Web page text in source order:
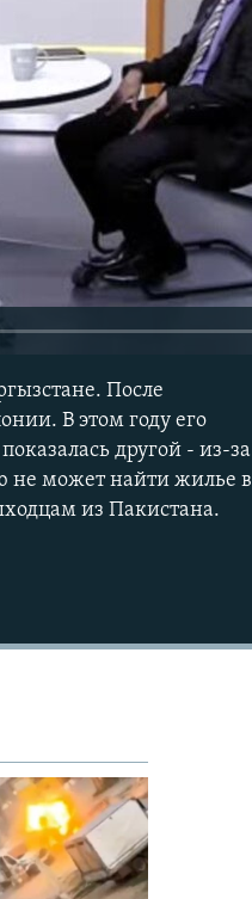
available
После
В этом году его
другой - из-за
не может найти жилье в
из Пакистана.